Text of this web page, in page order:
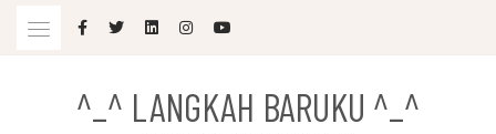
^_^ LANGKAH BARUKU ^_^